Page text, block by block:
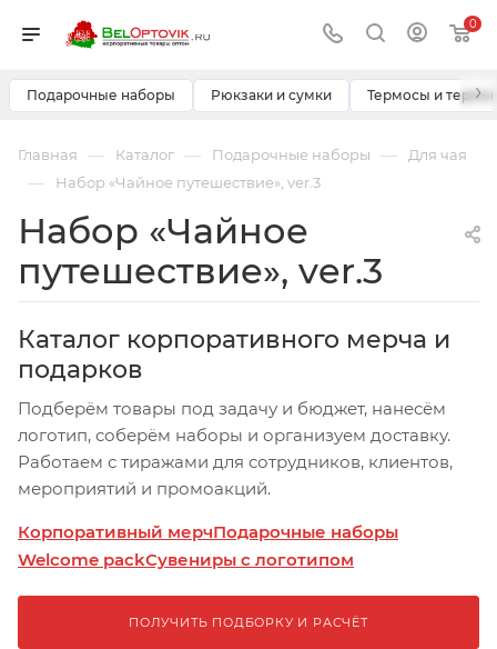
0
Подарочные наборы Рюкзаки и сумки Термосы и ›
Главная — Каталог — Подарочные наборы — Для чая
— Набор «Чайное путешествие», ver.3
Набор «Чайное
путешествие», ver.3
Каталог корпоративного мерча и
подарков
Подберём товары под задачу и бюджет, нанесём
логотип, соберём наборы и организуем доставку.
Работаем с тиражами для сотрудников, клиентов,
мероприятий и промоакций.
Корпоративный мерчПодарочные наборы
Welcome packСувениры с логотипом
ПОЛУЧИТЬ ПОДБОРКУ И РАСЧЁТ